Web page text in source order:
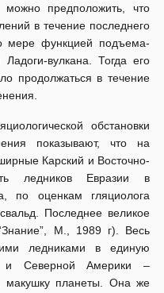
предположить, что
в течение последнего
мере функцией подъема-
Ладоги-вулкана. Тогда его
продолжаться в течение
обстановки
показывают, что на
Карский и Восточно-
ледников Евразии в
по оценкам гляциолога
Последнее великое
М., 1989 г). Весь
ледниками в единую
и Северной Америки –
макушку планеты. Она же